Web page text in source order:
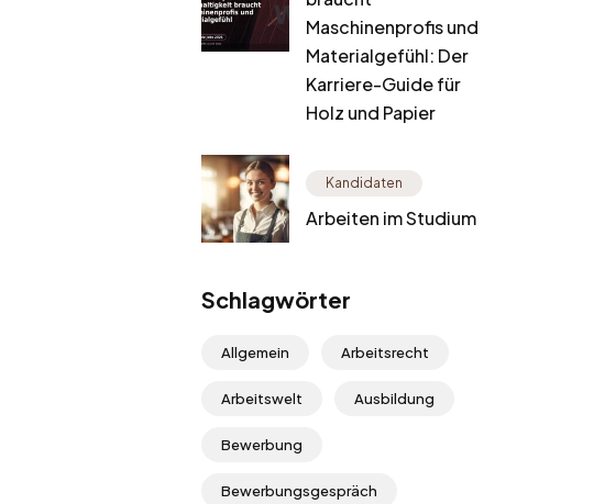
Maschinenprofis und
Materialgefühl: Der
Karriere-Guide für
Holz und Papier
Kandidaten
Arbeiten im Studium
Schlagwörter
Allgemein Arbeitsrecht
Arbeitswelt Ausbildung
Bewerbung
Bewerbungsgespräch